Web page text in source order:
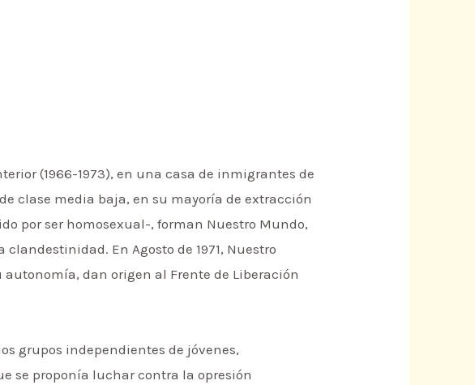
(1966-1973), en una casa de inmigrantes de
clase media baja, en su mayoría de extracción
por ser homosexual-, forman Nuestro Mundo,
En Agosto de 1971, Nuestro
dan origen al Frente de Liberación
grupos independientes de jóvenes,
se proponía luchar contra la opresión